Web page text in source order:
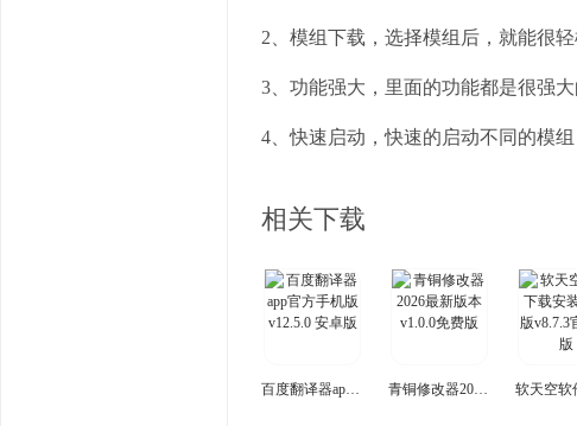
2、模组下载，选择模组后，就能很
3、功能强大，里面的功能都是很强
4、快速启动，快速的启动不同的模
相关下载
百度翻译器app官方手机版 青铜修改器2026最新版本